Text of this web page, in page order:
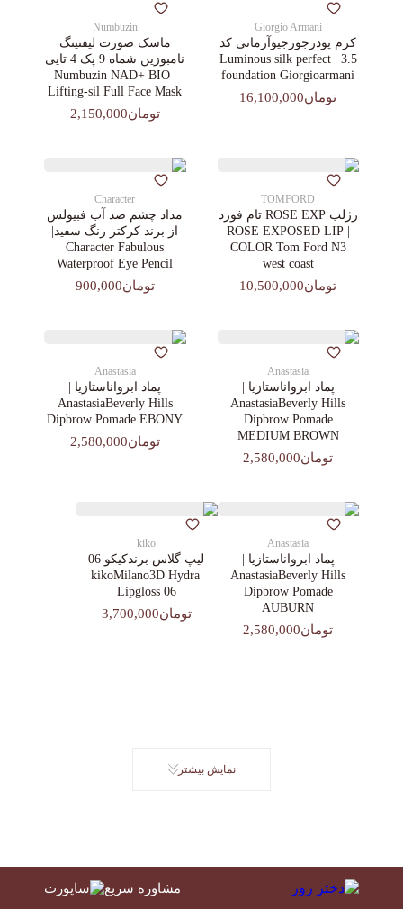
Giorgio Armani
کرم پودرجورجیوآرمانی کد
3.5 | Luminous silk perfect
foundation Giorgioarmani
تومان16,100,000
Numbuzin
ماسک صورت لیفتینگ
نامبوزین شماه 9 پک 4 تایی
| Numbuzin NAD+ BIO
Lifting-sil Full Face Mask
تومان2,150,000
TOMFORD
رژلب ROSE EXP تام فورد
| ROSE EXPOSED LIP
COLOR Tom Ford N3
west coast
تومان10,500,000
Character
مداد چشم ضد آب فبیولس
از برند کرکتر رنگ سفید|
Character Fabulous
Waterproof Eye Pencil
تومان900,000
Anastasia
پماد ابرواناستازیا |
AnastasiaBeverly Hills
Dipbrow Pomade
MEDIUM BROWN
تومان2,580,000
Anastasia
پماد ابرواناستازیا |
AnastasiaBeverly Hills
Dipbrow Pomade EBONY
تومان2,580,000
Anastasia
پماد ابرواناستازیا |
AnastasiaBeverly Hills
Dipbrow Pomade
AUBURN
تومان2,580,000
kiko
لیپ گلاس‌ برندکیکو 06
|kikoMilano3D Hydra
Lipgloss 06
تومان3,700,000
نمایش بیشتر
مشاوره سریع